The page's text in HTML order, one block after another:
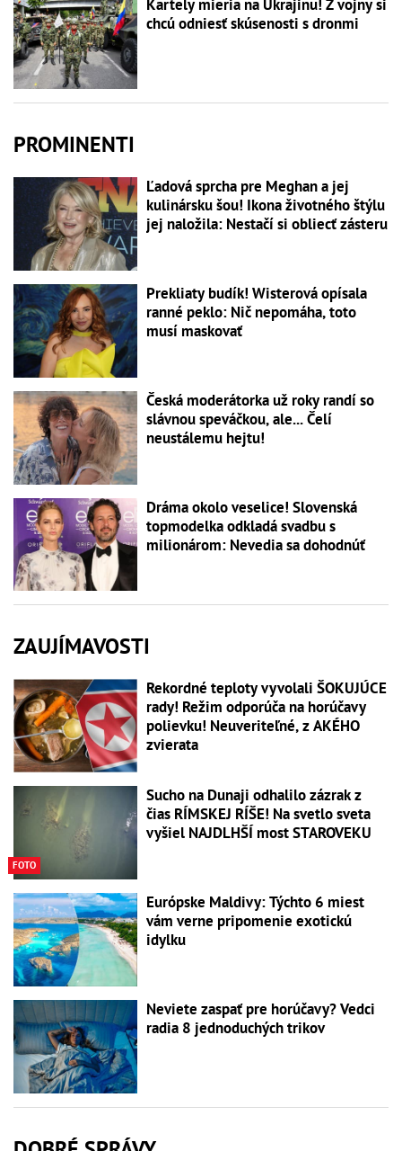
Kartely mieria na Ukrajinu! Z vojny si
chcú odniesť skúsenosti s dronmi
PROMINENTI
Ľadová sprcha pre Meghan a jej
kulinársku šou! Ikona životného štýlu
jej naložila: Nestačí si obliecť zásteru
Prekliaty budík! Wisterová opísala
ranné peklo: Nič nepomáha, toto
musí maskovať
Česká moderátorka už roky randí so
slávnou speváčkou, ale... Čelí
neustálemu hejtu!
Dráma okolo veselice! Slovenská
topmodelka odkladá svadbu s
milionárom: Nevedia sa dohodnúť
ZAUJÍMAVOSTI
Rekordné teploty vyvolali ŠOKUJÚCE
rady! Režim odporúča na horúčavy
polievku! Neuveriteľné, z AKÉHO
zvierata
FOTO
Sucho na Dunaji odhalilo zázrak z
čias RÍMSKEJ RÍŠE! Na svetlo sveta
vyšiel NAJDLHŠÍ most STAROVEKU
Európske Maldivy: Týchto 6 miest
vám verne pripomenie exotickú
idylku
Neviete zaspať pre horúčavy? Vedci
radia 8 jednoduchých trikov